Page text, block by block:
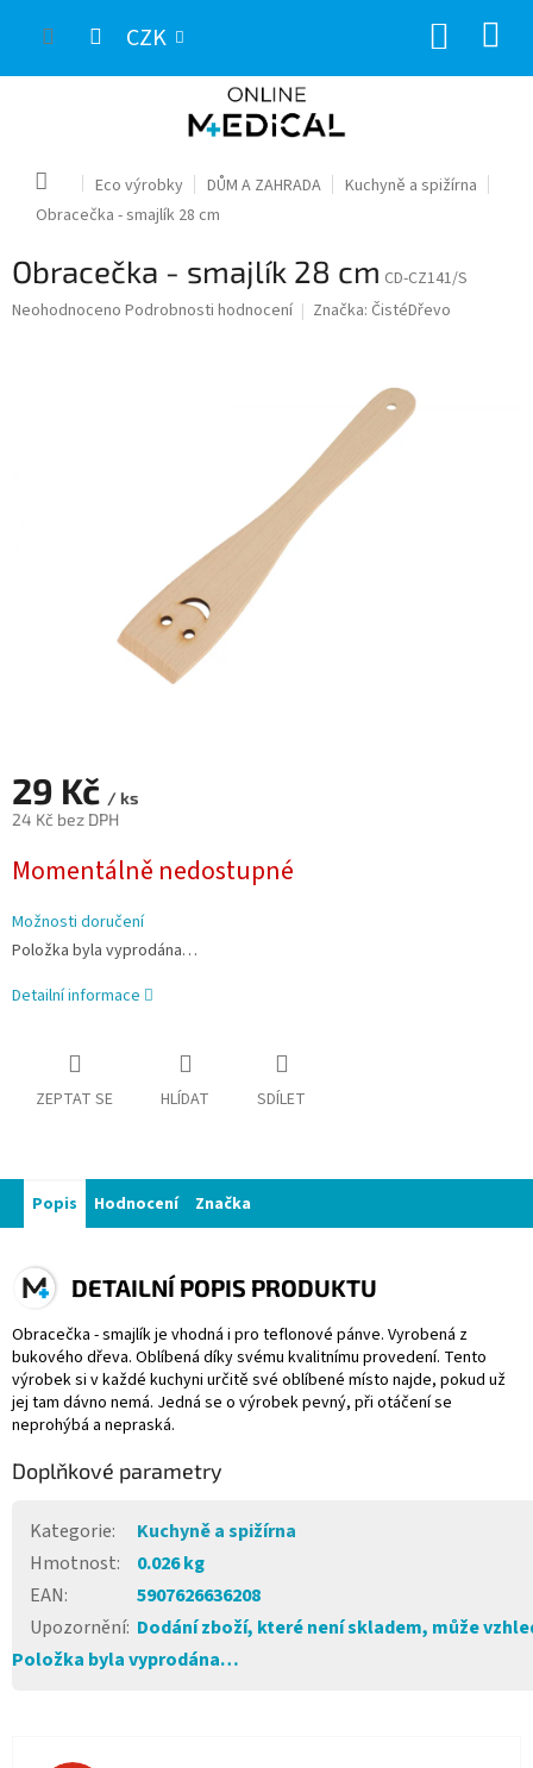
CZK
Domů Eco výrobky DŮM A ZAHRADA
Kuchyně a spižírna
Obracečka - smajlík 28 cm
Obracečka - smajlík 28 cm CD-CZ141/S
Průměrné
Neohodnoceno Podrobnosti hodnocení Značka: ČistéDřevo
29 Kč / ks
24 Kč bez DPH
cena:
Momentálně nedostupné
Možnosti doručení
Položka byla vyprodána…
Detailní informace
ZEPTAT SE HLÍDAT SDÍLET
Popis Hodnocení Značka
DETAILNÍ POPIS PRODUKTU
Obracečka - smajlík je vhodná i pro teflonové pánve. Vyrobená z
bukového dřeva. Oblíbená díky svému kvalitnímu provedení. Tento
výrobek si v každé kuchyni určitě své oblíbené místo najde, pokud už
jej tam dávno nemá. Jedná se o výrobek pevný, při otáčení se
neprohýbá a nepraská.
Doplňkové parametry
Kategorie:
Kuchyně a spižírna
Hmotnost:
0.026 kg
EAN:
5907626636208
Upozornění: Dodání zboží, které není skladem, může
Položka byla vyprodána…